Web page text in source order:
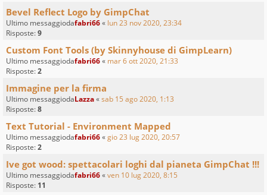
Bevel Reflect Logo by GimpChat
Ultimo messaggiodafabri66« lun 23 nov 2020, 23:34
Risposte:9
Custom Font Tools (by Skinnyhouse di GimpLearn)
Ultimo messaggiodafabri66« mar 6 ott 2020, 21:33
Risposte:2
Immagine per la firma
Ultimo messaggiodaLazza«sab 15 ago 2020, 1:13
Risposte:8
Text Tutorial - Environment Mapped
Ultimo messaggiodafabri66«gio 23 lug 2020, 20:57
Risposte:2
Ive got wood: spettacolari loghi dal pianeta GimpChat !!!
Ultimo messaggiodafabri66«ven 10 lug 2020, 8:15
Risposte: 11